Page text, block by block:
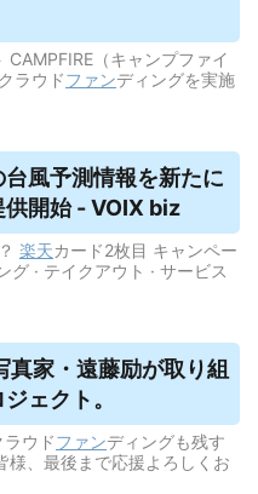
CAMPFIRE（キャンプファイ
ラウドファンディングを実施
風予測情報を新たに
供開始 - VOIX biz
楽天カード2枚目 キャンペー
グ · テイクアウト · サービス
真家・遠藤励が取り組
ェクト。
ウドファンディングも残す
様、最後まで応援よろしくお